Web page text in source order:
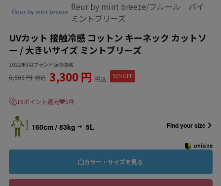
fleur by mint breeze/フルール バイ
ミントブリーズ
UVカット 接触冷感 コットン キーネック カットソ
ー / 大きいサイズ ミントブリーズ
2022年3月ブランド販売価格
6,600 円 税込 3,300 円 税込 50%OFF
16ポイント還元 5件
160cm / 83kg 5L Find your size
カラー・サイズを見る